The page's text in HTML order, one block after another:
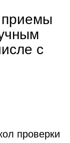
с
проверки